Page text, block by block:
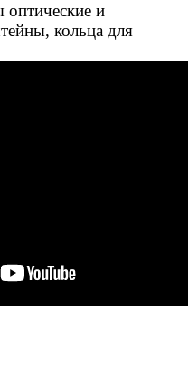
оптические и
кольца для